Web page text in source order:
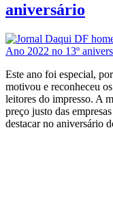
aniversário
Este ano foi especial,
motivou e reconheceu
leitores do impresso. A
preço justo das
destacar no aniversário